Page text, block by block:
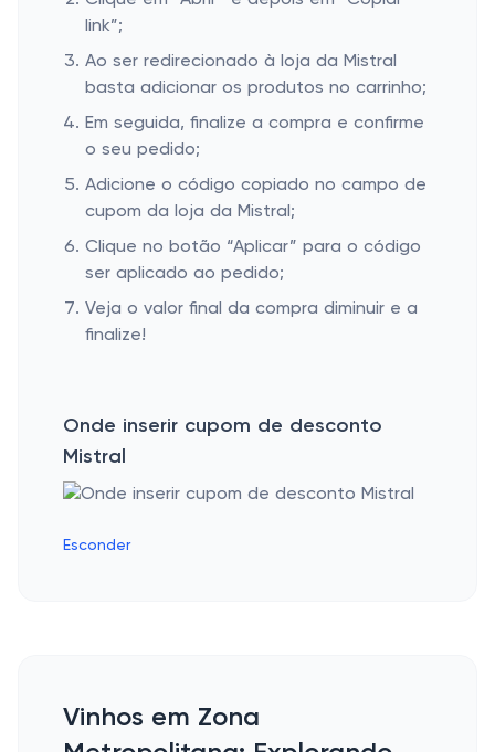
link”;
Ao ser redirecionado à loja da Mistral
basta adicionar os produtos no carrinho;
Em seguida, finalize a compra e confirme
o seu pedido;
Adicione o código copiado no campo de
cupom da loja da Mistral;
Clique no botão “Aplicar” para o código
ser aplicado ao pedido;
Veja o valor final da compra diminuir e a
finalize!
Onde inserir cupom de desconto
Mistral
Esconder
Vinhos em Zona